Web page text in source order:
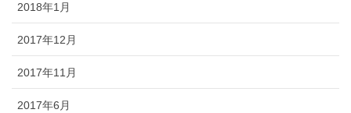
2018年1月
2017年12月
2017年11月
2017年6月